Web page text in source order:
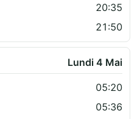
20:35
21:50
Lundi 4 Mai
05:20
05:36